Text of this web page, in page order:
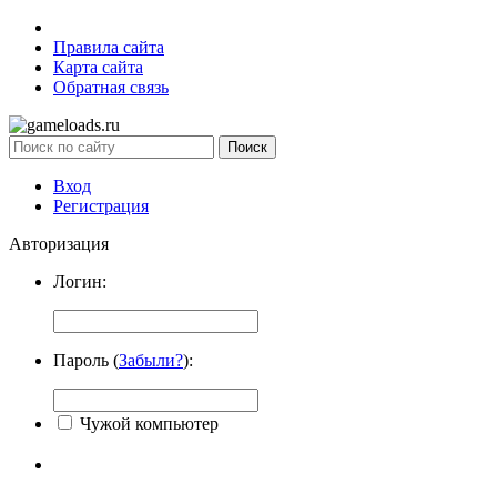
Правила сайта
Карта сайта
Обратная связь
Вход
Регистрация
Авторизация
Логин:
Пароль (Забыли?):
Чужой компьютер